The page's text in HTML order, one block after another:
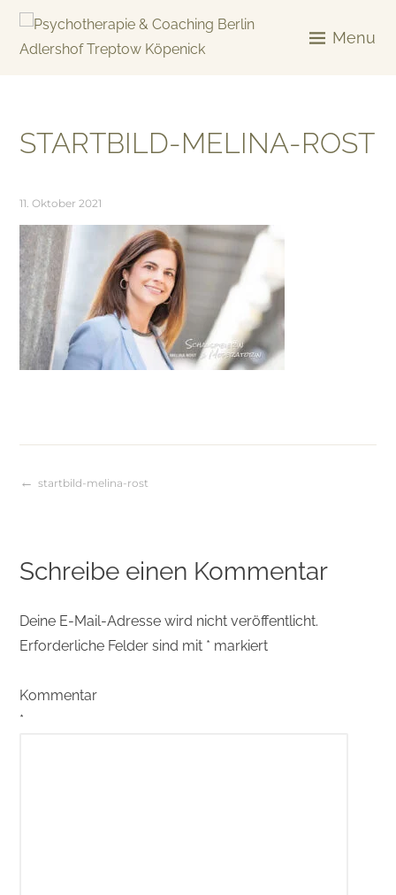
Skip
Menu
STARTBILD-MELINA-ROST
11. Oktober 2021
Beitragsnavigation
startbild-melina-rost
Schreibe einen Kommentar
Deine E-Mail-Adresse wird nicht veröffentlicht.
Erforderliche Felder sind mit * markiert
Kommentar
*